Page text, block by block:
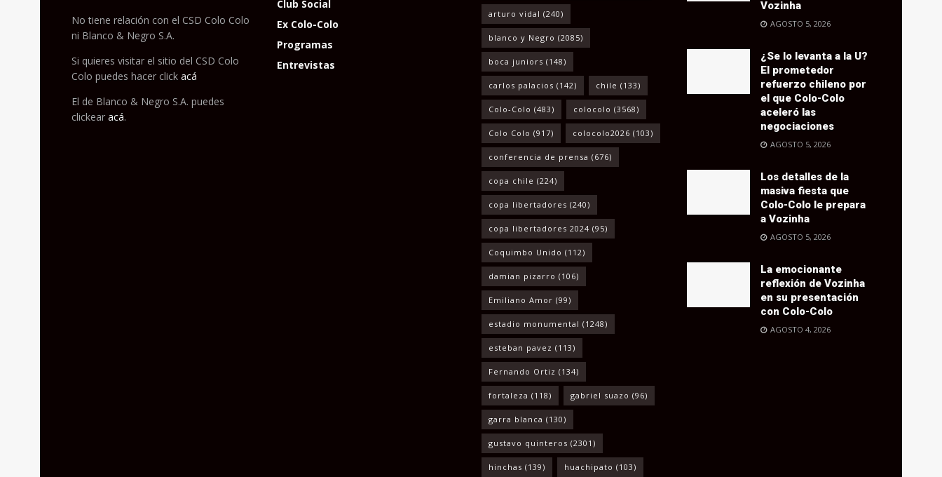
No tiene relación con el CSD Colo Colo
ni Blanco & Negro S.A.
Si quieres visitar el sitio del CSD Colo
Colo puedes hacer click acá
El de Blanco & Negro S.A. puedes
clickear acá.
Club Social
Ex Colo-Colo
Programas
Entrevistas
arturo vidal (240)
blanco y Negro (2085)
boca juniors (148)
carlos palacios (142) chile (133)
Colo-Colo (483) colocolo (3568)
Colo Colo (917) colocolo2026 (103)
conferencia de prensa (676)
copa chile (224)
copa libertadores (240)
copa libertadores 2024 (95)
Coquimbo Unido (112)
damian pizarro (106)
Emiliano Amor (99)
estadio monumental (1248)
esteban pavez (113)
Fernando Ortiz (134)
fortaleza (118) gabriel suazo (96)
garra blanca (130)
gustavo quinteros (2301)
hinchas (139) huachipato (103)
Vozinha
AGOSTO 5, 2026
¿Se lo levanta a la U?
El prometedor
refuerzo chileno por
el que Colo-Colo
aceleró las
negociaciones
AGOSTO 5, 2026
Los detalles de la
masiva fiesta que
Colo-Colo le prepara
a Vozinha
AGOSTO 5, 2026
La emocionante
reflexión de Vozinha
en su presentación
con Colo-Colo
AGOSTO 4, 2026